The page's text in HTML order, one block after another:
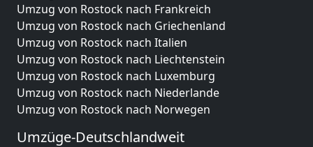
Umzug von Rostock nach Frankreich
Umzug von Rostock nach Griechenland
Umzug von Rostock nach Italien
Umzug von Rostock nach Liechtenstein
Umzug von Rostock nach Luxemburg
Umzug von Rostock nach Niederlande
Umzug von Rostock nach Norwegen
Umzüge-Deutschlandweit